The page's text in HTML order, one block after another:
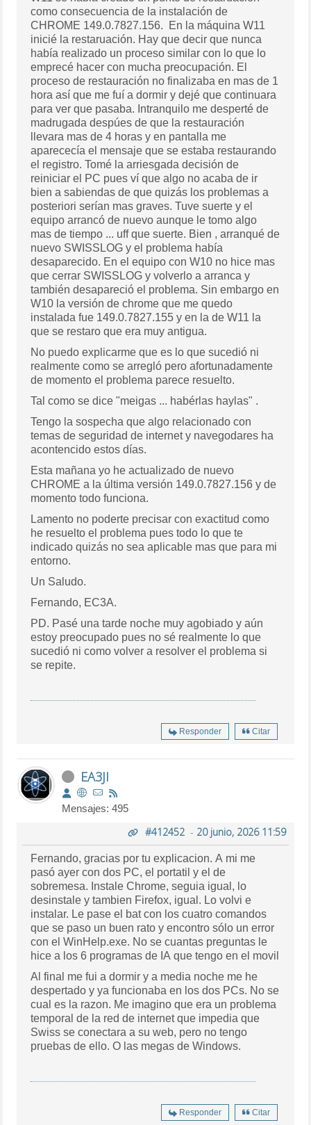
como consecuencia de la instalación de
CHROME 149.0.7827.156. En la máquina W11
inicié la restaruación. Hay que decir que nunca
había realizado un proceso similar con lo que lo
emprecé hacer con mucha preocupación. El
proceso de restauración no finalizaba en mas de 1
hora así que me fuí a dormir y dejé que continuara
para ver que pasaba. Intranquilo me desperté de
madrugada despúes de que la restauración
llevara mas de 4 horas y en pantalla me
aparececía el mensaje que se estaba restaurando
el registro. Tomé la arriesgada decisión de
reiniciar el PC pues ví que algo no acaba de ir
bien a sabiendas de que quizás los problemas a
posteriori serían mas graves. Tuve suerte y el
equipo arrancó de nuevo aunque le tomo algo
mas de tiempo ... uff que suerte. Bien , arranqué de
nuevo SWISSLOG y el problema había
desaparecido. En el equipo con W10 no hice mas
que cerrar SWISSLOG y volverlo a arranca y
también desapareció el problema. Sin embargo en
W10 la versión de chrome que me quedo
instalada fue 149.0.7827.155 y en la de W11 la
que se restaro que era muy antigua.
No puedo explicarme que es lo que sucedió ni
realmente como se arregló pero afortunadamente
de momento el problema parece resuelto.
Tal como se dice "meigas ... habérlas haylas" .
Tengo la sospecha que algo relacionado con
temas de seguridad de internet y navegodares ha
acontencido estos días.
Esta mañana yo he actualizado de nuevo
CHROME a la última versión 149.0.7827.156 y de
momento todo funciona.
Lamento no poderte precisar con exactitud como
he resuelto el problema pues todo lo que te
indicado quizás no sea aplicable mas que para mi
entorno.
Un Saludo.
Fernando, EC3A.
PD. Pasé una tarde noche muy agobiado y aún
estoy preocupado pues no sé realmente lo que
sucedió ni como volver a resolver el problema si
se repite.
Responder Citar
EA3JI
Mensajes: 495
#412452- 20 junio, 2026 11:59
Fernando, gracias por tu explicacion. A mi me
pasó ayer con dos PC, el portatil y el de
sobremesa. Instale Chrome, seguia igual, lo
desinstale y tambien Firefox, igual. Lo volvi e
instalar. Le pase el bat con los cuatro comandos
que se paso un buen rato y encontro sólo un error
con el WinHelp.exe. No se cuantas preguntas le
hice a los 6 programas de IA que tengo en el movil
Al final me fui a dormir y a media noche me he
despertado y ya funcionaba en los dos PCs. No se
cual es la razon. Me imagino que era un problema
temporal de la red de internet que impedia que
Swiss se conectara a su web, pero no tengo
pruebas de ello. O las megas de Windows.
Responder Citar